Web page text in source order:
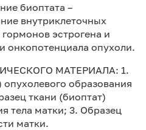
биоптата –
внутриклеточных
эстрогена и
онкопотенциала опухоли.
МАТЕРИАЛА: 1.
образования
ткани (биоптат)
тела матки; 3. Образец
матки.